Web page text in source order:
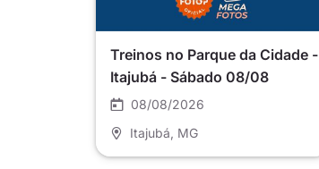
Treinos no Parque da Cidade -
Itajubá - Sábado 08/08
08/08/2026
Itajubá , MG